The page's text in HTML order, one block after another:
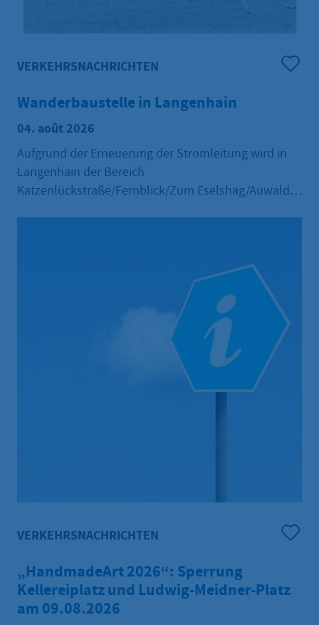
VERKEHRSNACHRICHTEN
Wanderbaustelle in Langenhain
04. août 2026
Aufgrund der Erneuerung der Stromleitung wird in
Langenhain der Bereich
Katzenlückstraße/Fernblick/Zum Eselshag/Auwald
VERKEHRSNACHRICHTEN
„HandmadeArt 2026“: Sperrung
Kellereiplatz und Ludwig-Meidner-Platz
am 09.08.2026